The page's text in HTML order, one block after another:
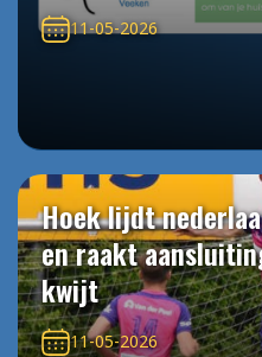
11-05-2026
Hoek lijdt
en raakt
kwijt
11-05-2026